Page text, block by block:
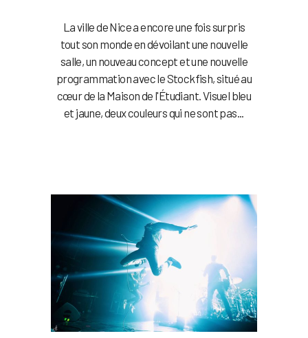
La ville de Nice a encore une fois surpris
tout son monde en dévoilant une nouvelle
salle, un nouveau concept et une nouvelle
programmation avec le Stockfish, situé au
cœur de la Maison de l'Étudiant. Visuel bleu
et jaune, deux couleurs qui ne sont pas...